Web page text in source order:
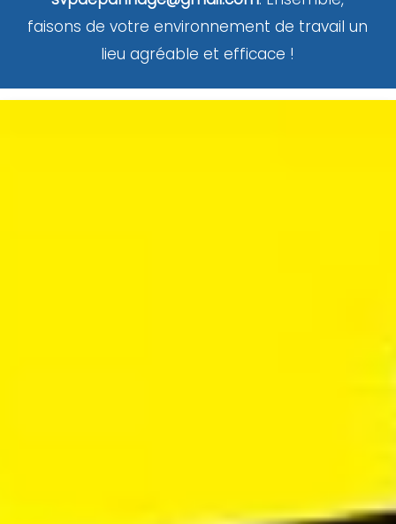
faisons de votre environnement de travail un
lieu agréable et efficace !